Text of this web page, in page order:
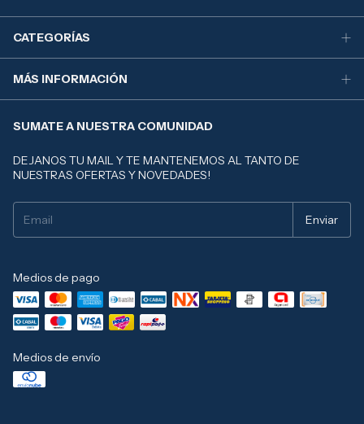
CATEGORÍAS
MÁS INFORMACIÓN
SUMATE A NUESTRA COMUNIDAD
DEJANOS TU MAIL Y TE MANTENEMOS AL TANTO DE
NUESTRAS OFERTAS Y NOVEDADES!
Medios de pago
Medios de envío